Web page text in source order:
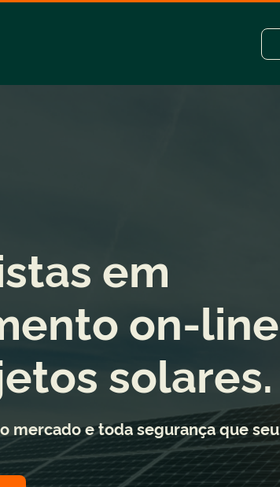
em
on-line
solares.
mercado e toda segurança que seu